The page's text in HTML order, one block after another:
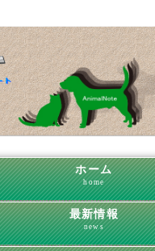
ホーム
home
最新情報
news